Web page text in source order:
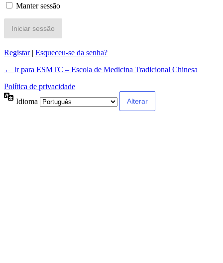
Manter sessão
Registar| Esqueceu-se da senha?
← Ir para ESMTC – Escola de Medicina Tradicional Chinesa
Política de privacidade
Idioma